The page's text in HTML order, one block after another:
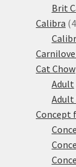
Brit
Calibra 4
Cat Chow
Adult
Adult
Concept